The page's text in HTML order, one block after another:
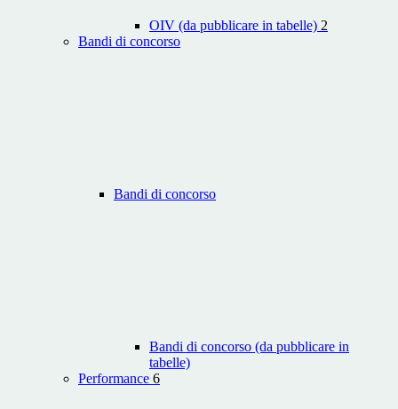
OIV (da pubblicare in tabelle) 2
Bandi di concorso
Bandi di concorso
Bandi di concorso (da pubblicare in
tabelle)
Performance 6